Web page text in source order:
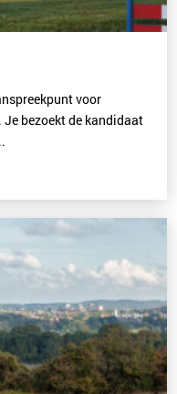
voor
bezoekt de kandidaat